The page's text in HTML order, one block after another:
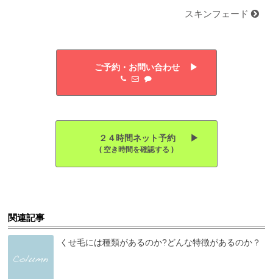
スキンフェード
ご予約・お問い合わせ ▶︎
２４時間ネット予約 ▶︎
( 空き時間を確認する )
関連記事
くせ毛には種類があるのか?どんな特徴があるのか？